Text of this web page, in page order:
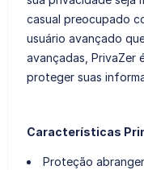
casual preocupado
usuário avançado
avançadas, PrivaZer
proteger suas
Características
Proteção